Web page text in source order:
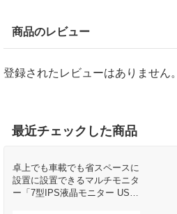
商品のレビュー
登録されたレビューはありません。
最近チェックした商品
卓上でも車載でも省スペースに
設置に設置できるマルチモニタ
ー「7型IPS液晶モニター USB